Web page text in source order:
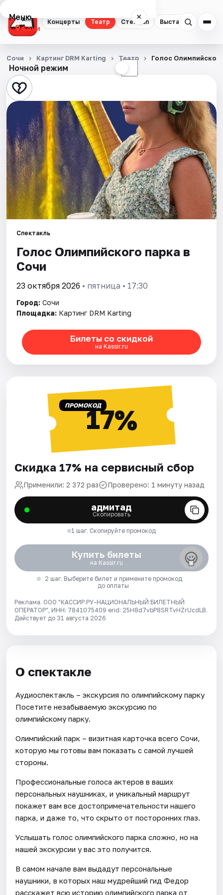
Концерты Театр Стендап Выставки
Меню ×
Сочи
Концерты
Театр
Стендап
Выставки
Квесты
Экскурсии
Спорт
События
Города
Площадки
Рейтинги
Ночной режим ☾
Сочи Картинг DRM Karting Театр Голос
Спектакль
Голос Олимпийского парка в
Сочи
23 октября 2026 • пятница • 17:30
Город: Сочи
Площадка: Картинг DRM Karting
Билеты со скидкой
на Kassir.ru
ПРОМОКОД17%
Скидка 17% на сервисный сбор
Применили: 2 372 раз Проверено: 1 минуту назад
адмитад
Скопировать
1 шаг. Скопируйте промокод
Купить билеты
на Kassir.ru
2 шаг. Выберите билет и примените промокод
до оплаты
Реклама. ООО "КАССИР.РУ-НАЦИОНАЛЬНЫЙ БИЛЕТНЫЙ
ОПЕРАТОР", ИНН: 7841075409 erid: 25H8d7vbP8SRTvHZrUcdLB.
Действует до 31 августа 2026
О спектакле
Аудиоспектакль – экскурсия по олимпийскому парку
Посетите незабываемую экскурсию по
олимпийскому парку.
Олимпийский парк – визитная карточка всего Сочи,
которую мы готовы вам показать с самой лучшей
стороны.
Профессиональные голоса актеров в ваших
персональных наушниках, и уникальный маршрут
покажет вам все достопримечательности нашего
парка, и даже то, что скрыто от посторонних глаз.
Услышать голос олимпийского парка сложно, но на
нашей экскурсии у вас это получится.
В самом начале вам выдадут персональные
наушники, в которых наш мудрейший гид Федор
расскажет всю историю олимпийского парка от